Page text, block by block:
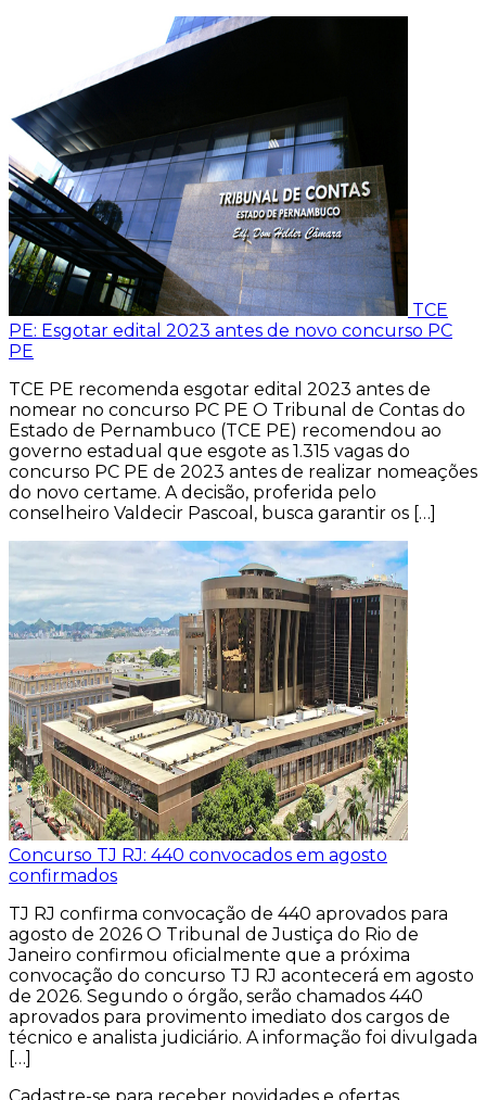
TCE
PE: Esgotar edital 2023 antes de novo concurso PC
PE
TCE PE recomenda esgotar edital 2023 antes de
nomear no concurso PC PE O Tribunal de Contas do
Estado de Pernambuco (TCE PE) recomendou ao
governo estadual que esgote as 1.315 vagas do
concurso PC PE de 2023 antes de realizar nomeações
do novo certame. A decisão, proferida pelo
conselheiro Valdecir Pascoal, busca garantir os […]
Concurso TJ RJ: 440 convocados em agosto
confirmados
TJ RJ confirma convocação de 440 aprovados para
agosto de 2026 O Tribunal de Justiça do Rio de
Janeiro confirmou oficialmente que a próxima
convocação do concurso TJ RJ acontecerá em agosto
de 2026. Segundo o órgão, serão chamados 440
aprovados para provimento imediato dos cargos de
técnico e analista judiciário. A informação foi divulgada
[…]
Cadastre-se para receber novidades e ofertas